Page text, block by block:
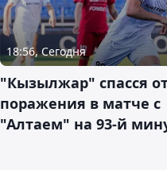
18:56, Сегодня
"Кызылжар" спасся
поражения в матче с
"Алтаем" на 93-й